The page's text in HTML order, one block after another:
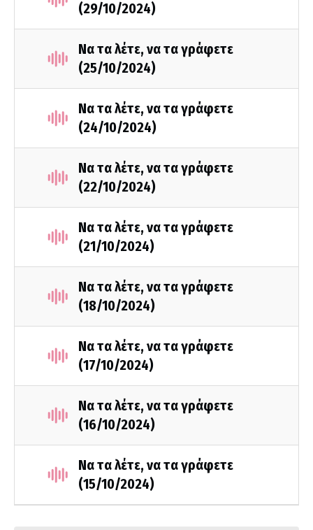
(29/10/2024)
Να τα λέτε, να τα γράφετε
(25/10/2024)
Να τα λέτε, να τα γράφετε
(24/10/2024)
Να τα λέτε, να τα γράφετε
(22/10/2024)
Να τα λέτε, να τα γράφετε
(21/10/2024)
Να τα λέτε, να τα γράφετε
(18/10/2024)
Να τα λέτε, να τα γράφετε
(17/10/2024)
Να τα λέτε, να τα γράφετε
(16/10/2024)
Να τα λέτε, να τα γράφετε
(15/10/2024)